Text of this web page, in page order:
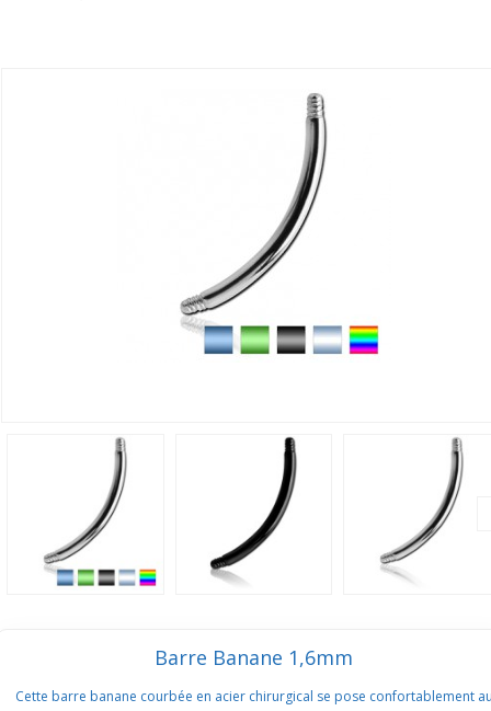
Barre Banane 1,6mm
Cette barre banane courbée en acier chirurgical se pose confortablement